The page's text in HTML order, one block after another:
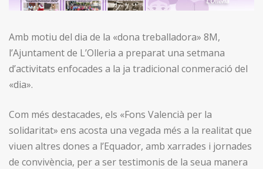
Amb motiu del dia de la «dona treballadora» 8M,
l’Ajuntament de L’Olleria a preparat una setmana
d’activitats enfocades a la ja tradicional conmeració del
«dia».
Com més destacades, els «Fons Valencià per la
solidaritat» ens acosta una vegada més a la realitat que
viuen altres dones a l’Equador, amb xarrades i jornades
de convivència, per a ser testimonis de la seua manera